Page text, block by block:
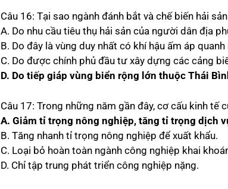
Câu 16: Tại sao ngành đánh bắt và chế biến hải
A. Do nhu cầu tiêu thụ hải sản của người dân địa
B. Do đây là vùng duy nhất có khí hậu ấm áp
C. Do được chính phủ đầu tư xây dựng các cảng
D. Do tiếp giáp vùng biển rộng lớn thuộc Thái
Câu 17: Trong những năm gần đây, cơ cấu kinh tế
A. Giảm tỉ trọng nông nghiệp, tăng tỉ trọng dịch
B. Tăng nhanh tỉ trọng nông nghiệp để xuất khẩu.
C. Loại bỏ hoàn toàn ngành công nghiệp khai
D. Chỉ tập trung phát triển công nghiệp nặng.